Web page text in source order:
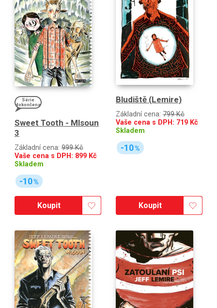
Série
dokončena
Sweet Tooth - Mlsoun
3
Základní cena: 999 Kč
Vaše cena s DPH: 899 Kč
Skladem
-10%
Koupit
Bludiště (Lemire)
Základní cena: 799 Kč
Vaše cena s DPH: 719 Kč
Skladem
-10%
Koupit